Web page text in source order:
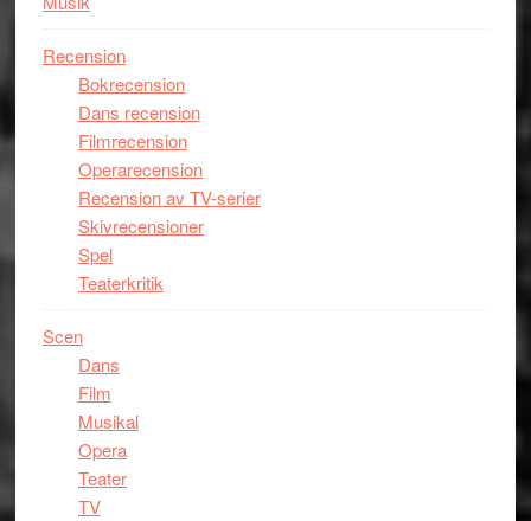
Recension
Bokrecension
Dans recension
Filmrecension
Operarecension
Recension av TV-serier
Skivrecensioner
Spel
Teaterkritik
Scen
Dans
Film
Musikal
Opera
Teater
TV